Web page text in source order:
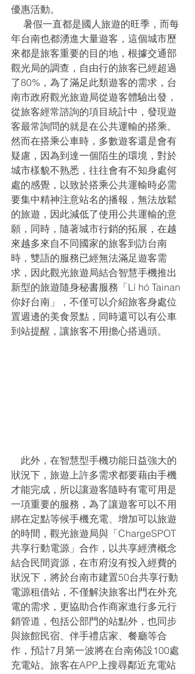
優惠活動。
暑假一直都是國人旅遊的旺季，而每
年台南也都湧進大量遊客，這個城市歷
來都是旅客重要的目的地，根據交通部
觀光局的調查，自由行的旅客已經超過
了80%，為了滿足此類遊客的需求，台
南市政府觀光旅遊局從遊客體驗出發，
從旅客經常諮詢的項目統計中，發現遊
客最常詢問的就是在公共運輸的搭乘。
然而在搭乘公車時，多數遊客還是會有
疑慮，因為到達一個陌生的環境，對於
城市樣貌不熟悉，往往會有不知身處何
處的感覺，以致於搭乘公共運輸時必需
要集中精神注意站名的播報，無法放鬆
的旅遊，因此減低了使用公共運輸的意
願，同時，隨著城市行銷的拓展，在越
來越多來自不同國家的旅客到訪台南
時，雙語的服務已經無法滿足遊客需
求，因此觀光旅遊局結合智慧手機推出
新型的旅遊隨身秘書服務「Lí hó Tainan
你好台南」，不僅可以介紹旅客身處位
置週邊的美食景點，同時還可以有公車
到站提醒，讓旅客不用擔心搭過頭。
狀況下，旅遊上許多需求都要藉由手機
才能完成，所以讓遊客隨時有電可用是
一項重要的服務，為了讓遊客可以不用
綁在定點等候手機充電、增加可以旅遊
的時間，觀光旅遊局與「ChargeSPOT
共享行動電源」合作，以共享經濟概念
結合民間資源，在市府沒有投入經費的
狀況下，將於台南市建置50台共享行動
電源租借站，不僅解決旅客出門在外充
電的需求，更協助合作商家進行多元行
銷管道，包括公部門的站點外，也同步
與旅館民宿、伴手禮店家、餐廳等合
作，預計7月第一波將在台南佈設100處
充電站。旅客在APP上搜尋鄰近充電站